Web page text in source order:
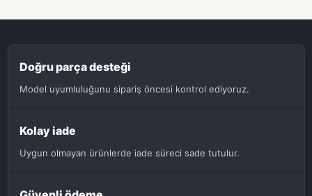
Doğru parça desteği
Model uyumluluğunu sipariş öncesi kontrol ediyoruz.
Kolay iade
Uygun olmayan ürünlerde iade süreci sade tutulur.